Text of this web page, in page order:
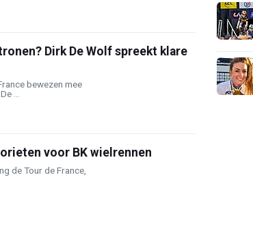
Dirk De Wolf spreekt klare
bewezen mee
...
voor BK wielrennen
de Tour de France,